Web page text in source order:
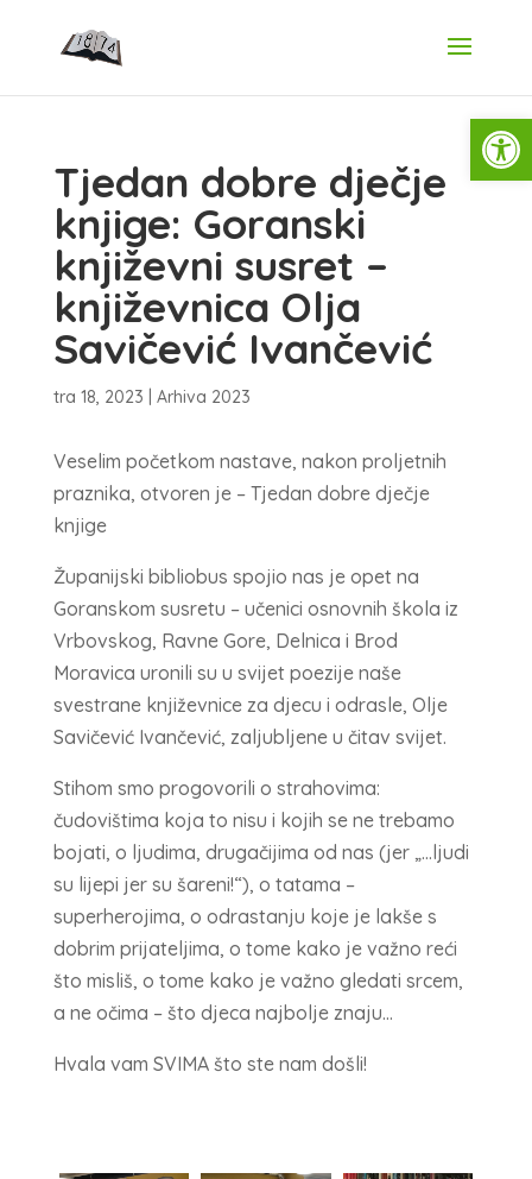
Tjedan dobre dječje
knjige: Goranski
književni susret –
književnica Olja
Savičević Ivančević
tra 18, 2023 Arhiva 2023
Veselim početkom nastave, nakon proljetnih
praznika, otvoren je – Tjedan dobre dječje
knjige
Županijski bibliobus spojio nas je opet na
Goranskom susretu – učenici osnovnih škola iz
Vrbovskog, Ravne Gore, Delnica i Brod
Moravica uronili su u svijet poezije naše
svestrane književnice za djecu i odrasle, Olje
Savičević Ivančević, zaljubljene u čitav svijet.
Stihom smo progovorili o strahovima:
čudovištima koja to nisu i kojih se ne trebamo
bojati, o ljudima, drugačijima od nas (jer „…ljudi
su lijepi jer su šareni!“), o tatama –
superherojima, o odrastanju koje je lakše s
dobrim prijateljima, o tome kako je važno reći
što misliš, o tome kako je važno gledati srcem,
a ne očima – što djeca najbolje znaju…
Hvala vam SVIMA što ste nam došli!